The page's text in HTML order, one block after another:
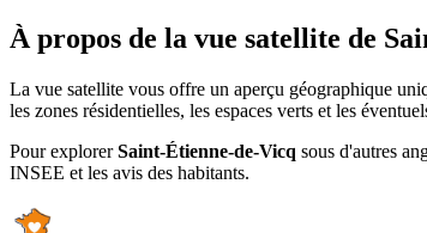
À propos de la vue satellite de
La vue satellite vous offre un aperçu géographique
les zones résidentielles, les espaces verts et les
Pour explorerSaint-Étienne-de-Vicq sous d'autres
INSEE et les avis des habitants.